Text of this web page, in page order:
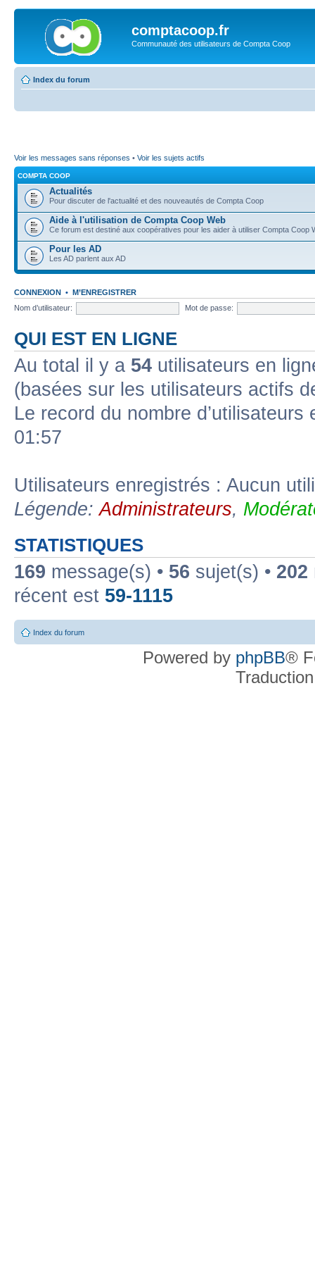
comptacoop.fr
Communauté des utilisateurs de Compta Coop
Index du forum
Voir les messages sans réponses • Voir les sujets actifs
COMPTA COOP
Actualités
Pour discuter de l'actualité et des nouveautés de Compta Coop
Aide à l'utilisation de Compta Coop Web
Ce forum est destiné aux coopératives pour les aider à utiliser Compta Coop
Pour les AD
Les AD parlent aux AD
CONNEXION • M’ENREGISTRER
Nom d’utilisateur:
Mot de passe:
QUI EST EN LIGNE
Au total il y a 54 utilisateurs en
(basées sur les utilisateurs actifs
Le record du nombre
01:57
Utilisateurs enregistrés : Aucun
Légende:Administrateurs,
STATISTIQUES
169 message(s) • 56 sujet(s) • 202
récent est 59-1115
Index du forum
Powered by phpBB®